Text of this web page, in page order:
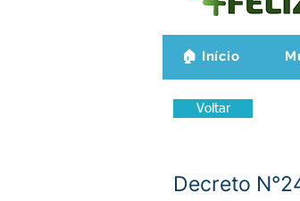
🏠 Início
Voltar
Decreto